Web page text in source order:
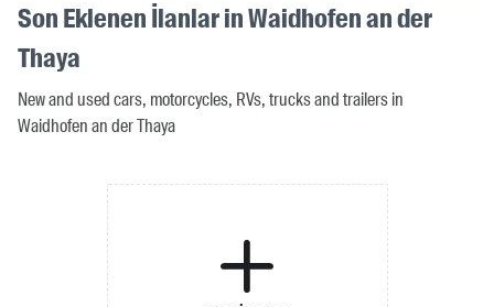
Son Eklenen İlanlar in Waidhofen an der
Thaya
New and used cars, motorcycles, RVs, trucks and trailers in
Waidhofen an der Thaya